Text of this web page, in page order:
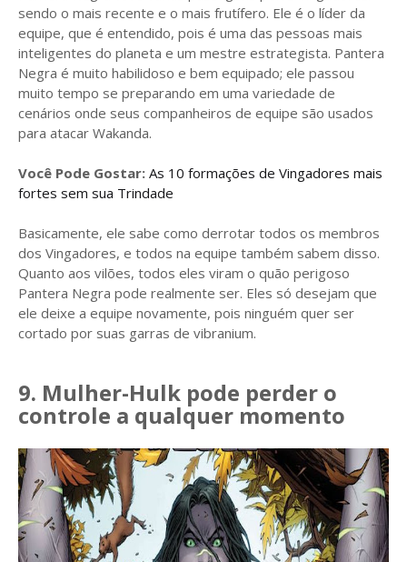
sendo o mais recente e o mais frutífero. Ele é o líder da
equipe, que é entendido, pois é uma das pessoas mais
inteligentes do planeta e um mestre estrategista. Pantera
Negra é muito habilidoso e bem equipado; ele passou
muito tempo se preparando em uma variedade de
cenários onde seus companheiros de equipe são usados ​​
para atacar Wakanda.
Você Pode Gostar: As 10 formações de Vingadores mais
fortes sem sua Trindade
Basicamente, ele sabe como derrotar todos os membros
dos Vingadores, e todos na equipe também sabem disso.
Quanto aos vilões, todos eles viram o quão perigoso
Pantera Negra pode realmente ser. Eles só desejam que
ele deixe a equipe novamente, pois ninguém quer ser
cortado por suas garras de vibranium.
9. Mulher-Hulk pode perder o
controle a qualquer momento